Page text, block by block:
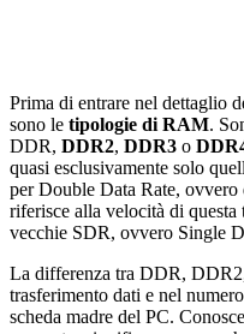
Prima di entrare nel dettaglio
sono le tipologie di RAM.
DDR, DDR2, DDR3 o
quasi esclusivamente solo
per Double Data Rate,
riferisce alla velocità di
vecchie SDR, ovvero Single
La differenza tra DDR,
trasferimento dati e nel
scheda madre del PC.